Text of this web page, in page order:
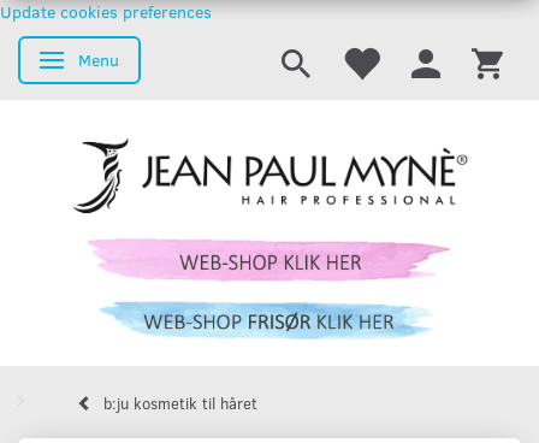
Update cookies preferences
Skifte navigation
Menu
b:ju kosmetik til håret